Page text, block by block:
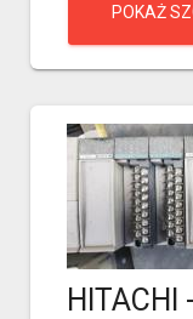
POKAŻ
HITACHI